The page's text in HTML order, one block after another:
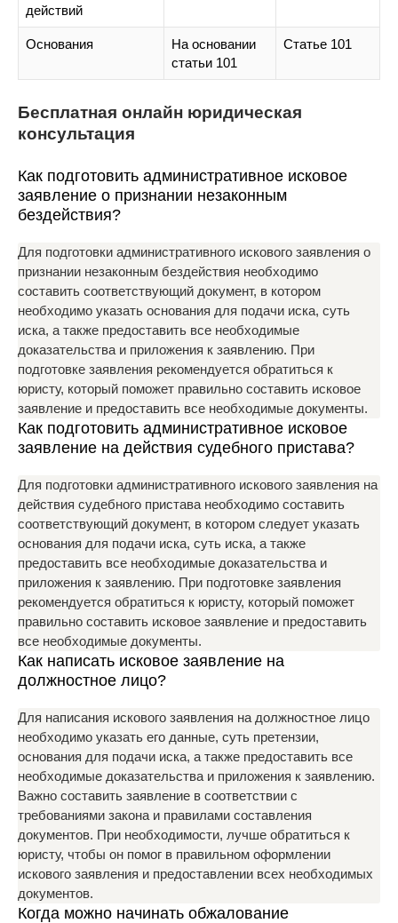
действий
Основания
На основании
статьи 101
Статье 101
Бесплатная онлайн юридическая
консультация
Как подготовить административное исковое
заявление о признании незаконным
бездействия?
Для подготовки административного искового заявления о
признании незаконным бездействия необходимо
составить соответствующий документ, в котором
необходимо указать основания для подачи иска, суть
иска, а также предоставить все необходимые
доказательства и приложения к заявлению. При
подготовке заявления рекомендуется обратиться к
юристу, который поможет правильно составить исковое
заявление и предоставить все необходимые документы.
Как подготовить административное исковое
заявление на действия судебного пристава?
Для подготовки административного искового заявления на
действия судебного пристава необходимо составить
соответствующий документ, в котором следует указать
основания для подачи иска, суть иска, а также
предоставить все необходимые доказательства и
приложения к заявлению. При подготовке заявления
рекомендуется обратиться к юристу, который поможет
правильно составить исковое заявление и предоставить
все необходимые документы.
Как написать исковое заявление на
должностное лицо?
Для написания искового заявления на должностное лицо
необходимо указать его данные, суть претензии,
основания для подачи иска, а также предоставить все
необходимые доказательства и приложения к заявлению.
Важно составить заявление в соответствии с
требованиями закона и правилами составления
документов. При необходимости, лучше обратиться к
юристу, чтобы он помог в правильном оформлении
искового заявления и предоставлении всех необходимых
документов.
Когда можно начинать обжалование